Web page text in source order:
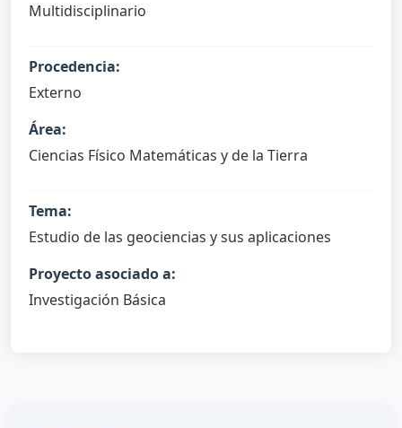
Multidisciplinario
Procedencia:
Externo
Área:
Ciencias Físico Matemáticas y de la Tierra
Tema:
Estudio de las geociencias y sus aplicaciones
Proyecto asociado a:
Investigación Básica